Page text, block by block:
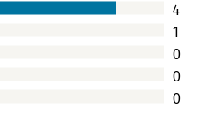
werk en thuis. Dan is het
van al die IT-termen en -
Dit boek helpt daarbij.
4
1
0
0
0